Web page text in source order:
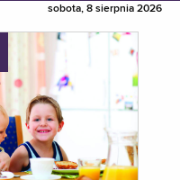
sobota, 8 sierpnia 2026